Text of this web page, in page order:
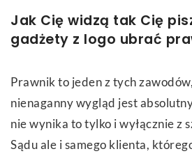
Jak Cię widzą tak Cię
gadżety z logo ubrać
Prawnik to jeden z tych
nienaganny wygląd jest
nie wynika to tylko i wyłącznie z
Sądu ale i samego klienta,